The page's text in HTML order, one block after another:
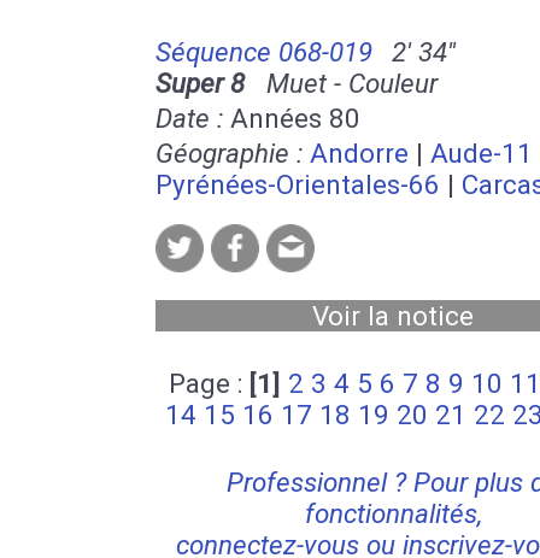
Séquence 068-019
2' 34''
Super 8Muet - Couleur
Date : Années 80
Géographie : Andorre | Aude-11
Pyrénées-Orientales-66 |
Voir la notice
Page : [1] 2 3 4 5 6 7 8 9 10 11
14 15 16 17 18 19 20 21 22
Professionnel ? Pour plus
fonctionnalités,
connectez-vous ou inscrivez-